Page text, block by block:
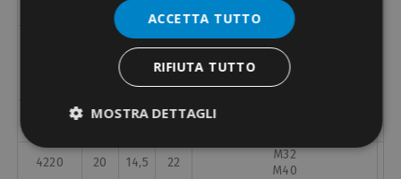
Metrico
16
M12
M16
M20
13 8,5 22
4220 20 14,5 22
M32
M40
ACCETTA TUTTO
RIFIUTA TUTTO
MOSTRA DETTAGLI